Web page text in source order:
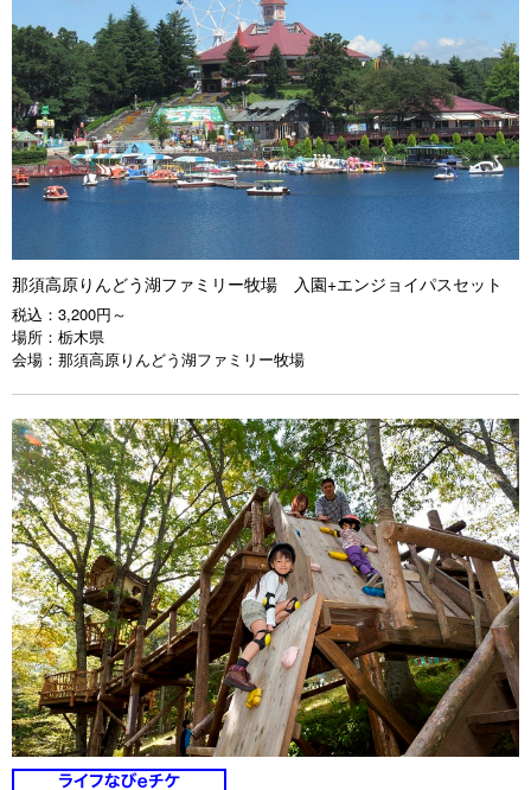
那須高原りんどう湖ファミリー牧場 入園+エンジョイパスセット
税込： 3,200円～
場所： 栃木県
会場： 那須高原りんどう湖ファミリー牧場